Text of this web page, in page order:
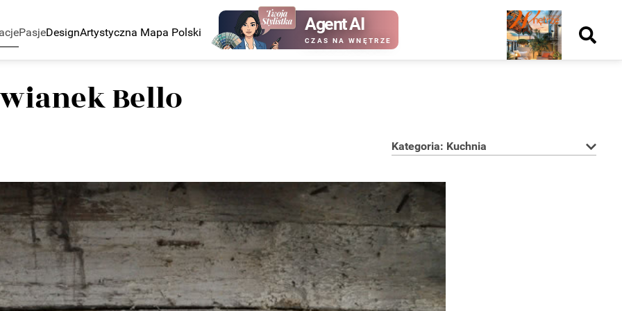
PasjeDesignArtystyczna Mapa Polski Agent AI
CZAS NA WNĘTRZE
Nowy
numer
kup ten
Bello
Kategoria: Kuchnia